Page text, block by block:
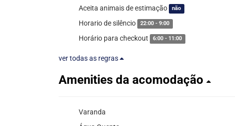
Aceita animais de estimação não
Horario de silêncio 22:00 - 9:00
Horário para checkout 6:00 - 11:00
ver todas as regras
Amenities da acomodação
Varanda